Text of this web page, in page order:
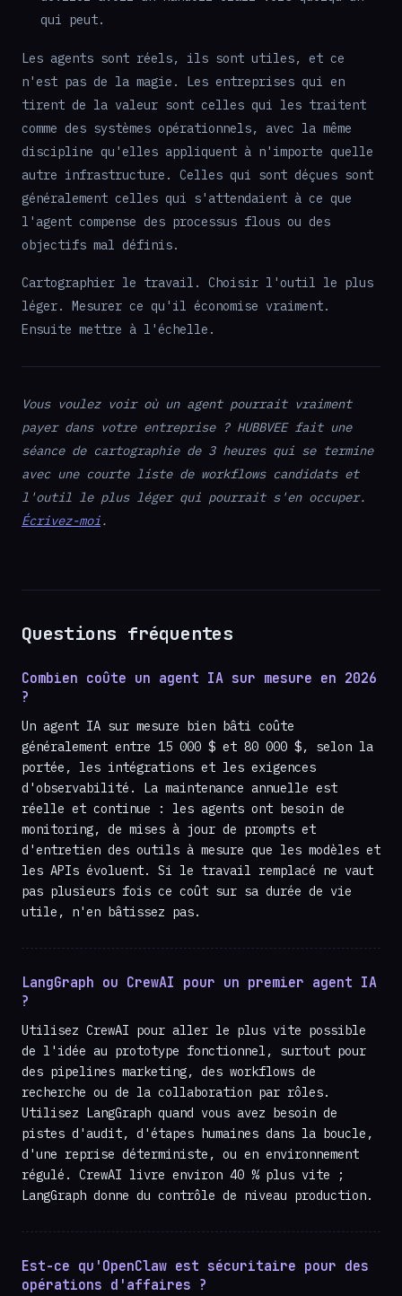
qui peut.
Les agents sont réels, ils sont utiles, et ce
n'est pas de la magie. Les entreprises qui en
tirent de la valeur sont celles qui les traitent
comme des systèmes opérationnels, avec la même
discipline qu'elles appliquent à n'importe quelle
autre infrastructure. Celles qui sont déçues sont
généralement celles qui s'attendaient à ce que
l'agent compense des processus flous ou des
objectifs mal définis.
Cartographier le travail. Choisir l'outil le plus
léger. Mesurer ce qu'il économise vraiment.
Ensuite mettre à l'échelle.
Vous voulez voir où un agent pourrait vraiment
payer dans votre entreprise ? HUBBVEE fait une
séance de cartographie de 3 heures qui se termine
avec une courte liste de workflows candidats et
l'outil le plus léger qui pourrait s'en occuper.
Écrivez-moi.
Questions fréquentes
Combien coûte un agent IA sur mesure en 2026
?
Un agent IA sur mesure bien bâti coûte
généralement entre 15 000 $ et 80 000 $, selon la
portée, les intégrations et les exigences
d'observabilité. La maintenance annuelle est
réelle et continue : les agents ont besoin de
monitoring, de mises à jour de prompts et
d'entretien des outils à mesure que les modèles et
les APIs évoluent. Si le travail remplacé ne vaut
pas plusieurs fois ce coût sur sa durée de vie
utile, n'en bâtissez pas.
LangGraph ou CrewAI pour un premier agent IA
?
Utilisez CrewAI pour aller le plus vite possible
de l'idée au prototype fonctionnel, surtout pour
des pipelines marketing, des workflows de
recherche ou de la collaboration par rôles.
Utilisez LangGraph quand vous avez besoin de
pistes d'audit, d'étapes humaines dans la boucle,
d'une reprise déterministe, ou en environnement
régulé. CrewAI livre environ 40 % plus vite ;
LangGraph donne du contrôle de niveau production.
Est-ce qu'OpenClaw est sécuritaire pour des
opérations d'affaires ?